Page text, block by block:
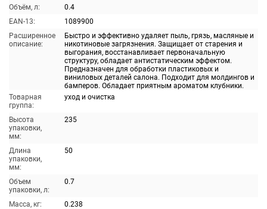
Объём, л:
0.4
EAN-13:
1089900
Расширенное
описание:
Быстро и эффективно удаляет пыль, грязь, масляные и
никотиновые загрязнения. Защищает от старения и
выгорания, восстанавливает первоначальную
структуру, обладает антистатическим эффектом.
Предназначен для обработки пластиковых и
виниловых деталей салона. Подходит для молдингов и
бамперов. Обладает приятным ароматом клубники.
Товарная
группа:
уход и очистка
Высота
упаковки,
мм:
235
Длина
упаковки,
мм:
50
Объем
упаковки, л:
0.7
Масса, кг:
0.238